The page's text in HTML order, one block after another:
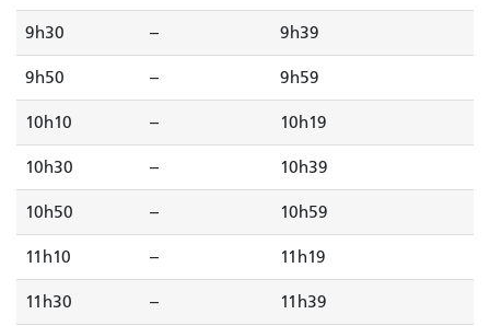
9h30 -- 9h39
9h50 -- 9h59
10h10 -- 10h19
10h30 -- 10h39
10h50 -- 10h59
11h10 -- 11h19
11h30 -- 11h39